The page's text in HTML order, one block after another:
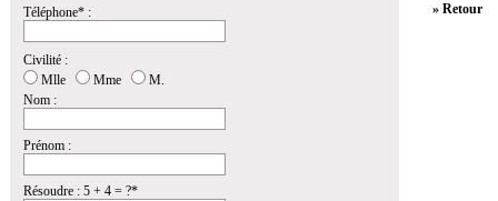
Téléphone* :
Civilité :
Mlle
Mme
M.
Nom :
Prénom :
Résoudre : 5 + 4 = ?*
» Retour